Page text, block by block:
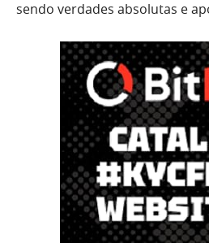
sendo verdades absolutas e